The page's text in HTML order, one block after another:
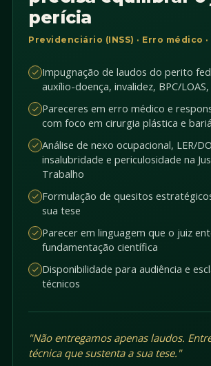
perícia
Previdenciário (INSS) · Erro médico
Impugnação de laudos do perito
auxílio-doença, invalidez, BPC/
Pareceres em erro médico e
com foco em cirurgia plástica e
Análise de nexo ocupacional, LER/
insalubridade e periculosidade na
Trabalho
Formulação de quesitos
sua tese
Parecer em linguagem que o juiz
fundamentação científica
Disponibilidade para audiência e
técnicos
"Não entregamos apenas laudos.
técnica que sustenta a sua tese."